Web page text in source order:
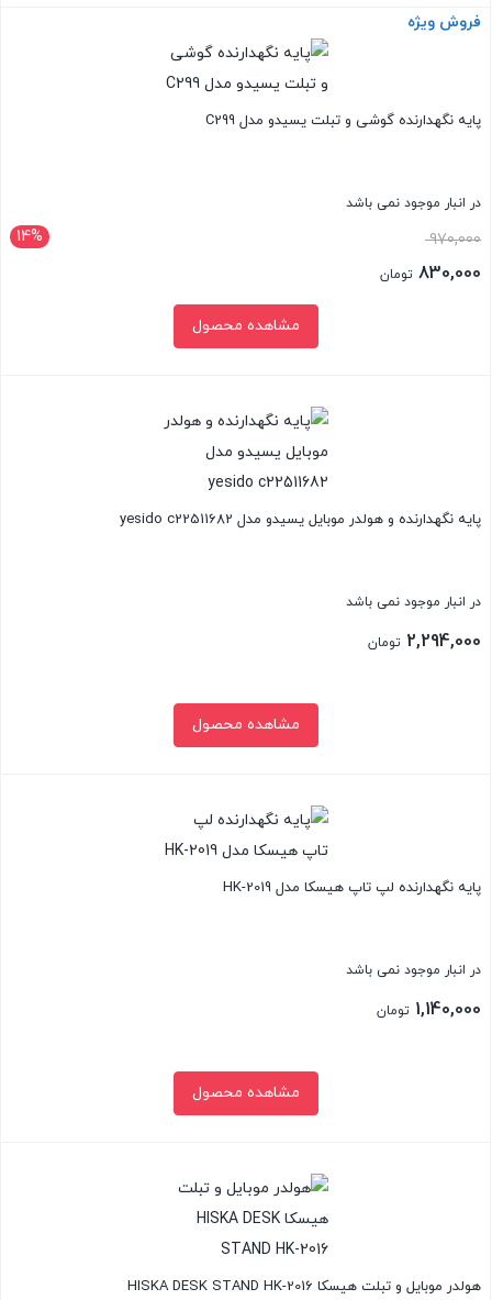
بستن
فروش ویژه
پایه نگهدارنده گوشی و تبلت یسیدو مدل C299
در انبار موجود نمی باشد
14% 970,000قیمت
اصلی:830,000 تومان
مشاهده محصول
پایه نگهدارنده و هولدر موبایل یسیدو مدل yesido c22511682
در انبار موجود نمی باشد
2,294,000 تومان
مشاهده محصول
پایه نگهدارنده لپ تاپ هیسکا مدل HK-2019
در انبار موجود نمی باشد
1,140,000 تومان
مشاهده محصول
هولدر موبایل و تبلت هیسکا HISKA DESK STAND HK-2016